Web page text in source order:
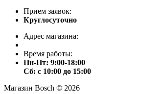
Прием заявок:
Круглосуточно
Адрес магазина:
Время работы:
Пн-Пт: 9:00-18:00
Сб: с 10:00 до 15:00
Магазин Bosch © 2026